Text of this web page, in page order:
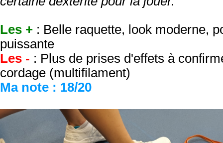
Les + : Belle raquette, look moderne,
puissante
Les - : Plus de prises d'effets à
cordage (multifilament)
Ma note : 18/20